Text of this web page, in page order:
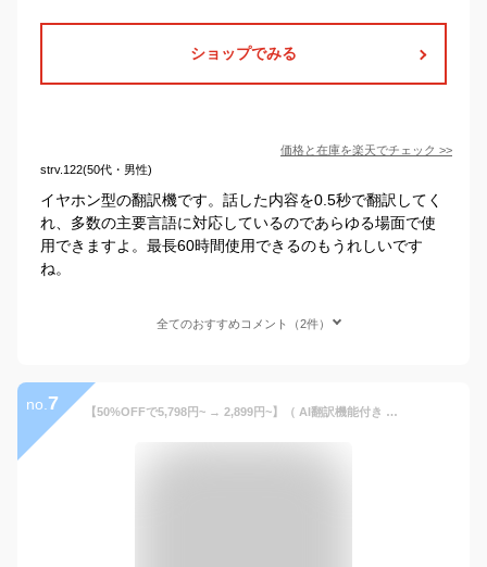
ショップでみる
価格と在庫を楽天でチェック >>
strv.122(50代・男性)
イヤホン型の翻訳機です。話した内容を0.5秒で翻訳してく
れ、多数の主要言語に対応しているのであらゆる場面で使
用できますよ。最長60時間使用できるのもうれしいです
ね。
全てのおすすめコメント（2件）
no. 7 【50%OFFで5,798円~ → 2,899円~】（ AI翻訳機能付き ）ワイヤレスイヤホン 骨伝導 イヤーカフ 耳を塞がない ブルートゥース Bluetooth iPhone/Android/対応 耳挟み式 スポーツヘッドセット 片耳 無線 イヤホンジャック ピアス 150ヶ国語翻訳対応